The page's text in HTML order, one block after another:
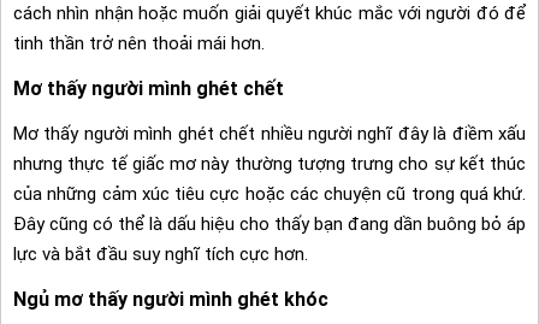
cách nhìn nhận hoặc muốn giải quyết khúc mắc với người đó để
tinh thần trở nên thoải mái hơn.
Mơ thấy người mình ghét chết
Mơ thấy người mình ghét chết nhiều người nghĩ đây là điềm xấu
nhưng thực tế giấc mơ này thường tượng trưng cho sự kết thúc
của những cảm xúc tiêu cực hoặc các chuyện cũ trong quá khứ.
Đây cũng có thể là dấu hiệu cho thấy bạn đang dần buông bỏ áp
lực và bắt đầu suy nghĩ tích cực hơn.
Ngủ mơ thấy người mình ghét khóc